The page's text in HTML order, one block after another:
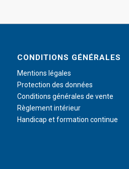
CONDITIONS GÉNÉRALES
Mentions légales
Protection des données
Conditions générales de vente
Règlement intérieur
Handicap et formation continue